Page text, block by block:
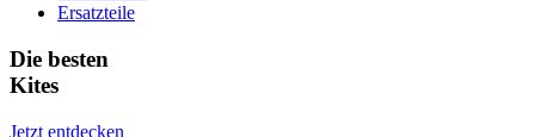
Ersatzteile
Die besten
Kites
Jetzt entdecken